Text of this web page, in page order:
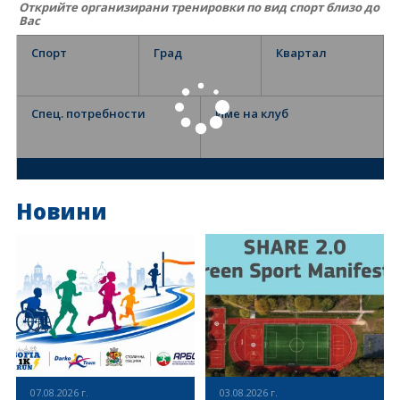
Открийте организирани тренировки по вид спорт близо до
Вас
Спорт
Град Квартал
Спец. потребности Име на клуб
Новини
07.08.2026 г. 03.08.2026 г.